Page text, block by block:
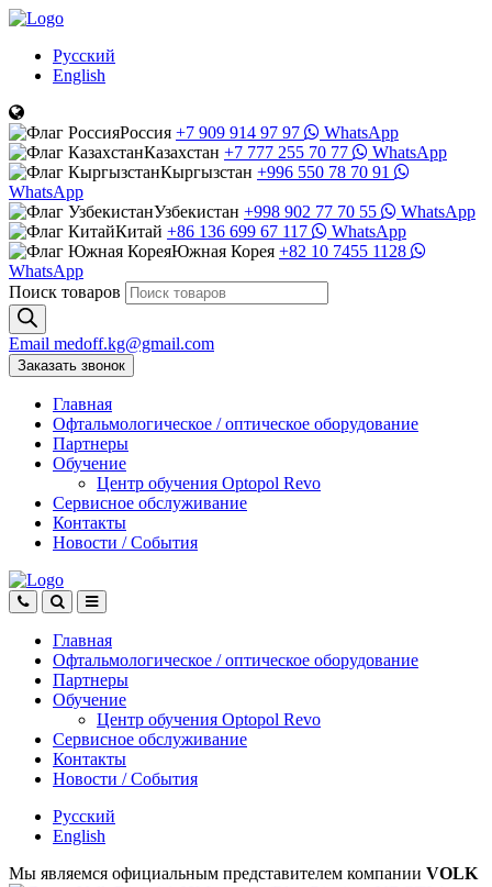
Русский
English
Россия +7 909 914 97 97
WhatsApp
Казахстан +7 777 255 70 77
WhatsApp
Кыргызстан +996 550 78 70 91
WhatsApp
Узбекистан +998 902 77 70 55
WhatsApp
Китай +86 136 699 67 117
WhatsApp
Южная Корея +82 10 7455 1128
WhatsApp
Поиск товаров
Email medoff.kg@gmail.com
Заказать звонок
Главная
Офтальмологическое / оптическое оборудование
Партнеры
Обучение
Центр обучения Оptopol Revo
Сервисное обслуживание
Контакты
Новости / События
Главная
Офтальмологическое / оптическое оборудование
Партнеры
Обучение
Центр обучения Оptopol Revo
Сервисное обслуживание
Контакты
Новости / События
Русский
English
Мы являемся официальным представителем компании VOLK